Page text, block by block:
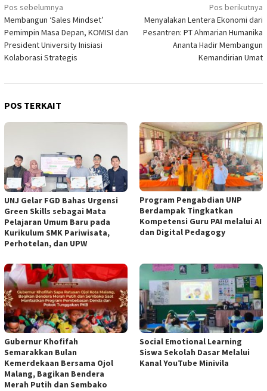
Navigasi
pos
Pos sebelumnya
Membangun ‘Sales Mindset’
Pemimpin Masa Depan, KOMISI dan
President University Inisiasi
Kolaborasi Strategis
Pos berikutnya
Menyalakan Lentera Ekonomi dari
Pesantren: PT Ahmarian Humanika
Ananta Hadir Membangun
Kemandirian Umat
POS TERKAIT
UNJ Gelar FGD Bahas Urgensi
Green Skills sebagai Mata
Pelajaran Umum Baru pada
Kurikulum SMK Pariwisata,
Perhotelan, dan UPW
Program Pengabdian UNP
Berdampak Tingkatkan
Kompetensi Guru PAI melalui AI
dan Digital Pedagogy
Gubernur Khofifah
Semarakkan Bulan
Kemerdekaan Bersama Ojol
Malang, Bagikan Bendera
Merah Putih dan Sembako
Social Emotional Learning
Siswa Sekolah Dasar Melalui
Kanal YouTube Minivila